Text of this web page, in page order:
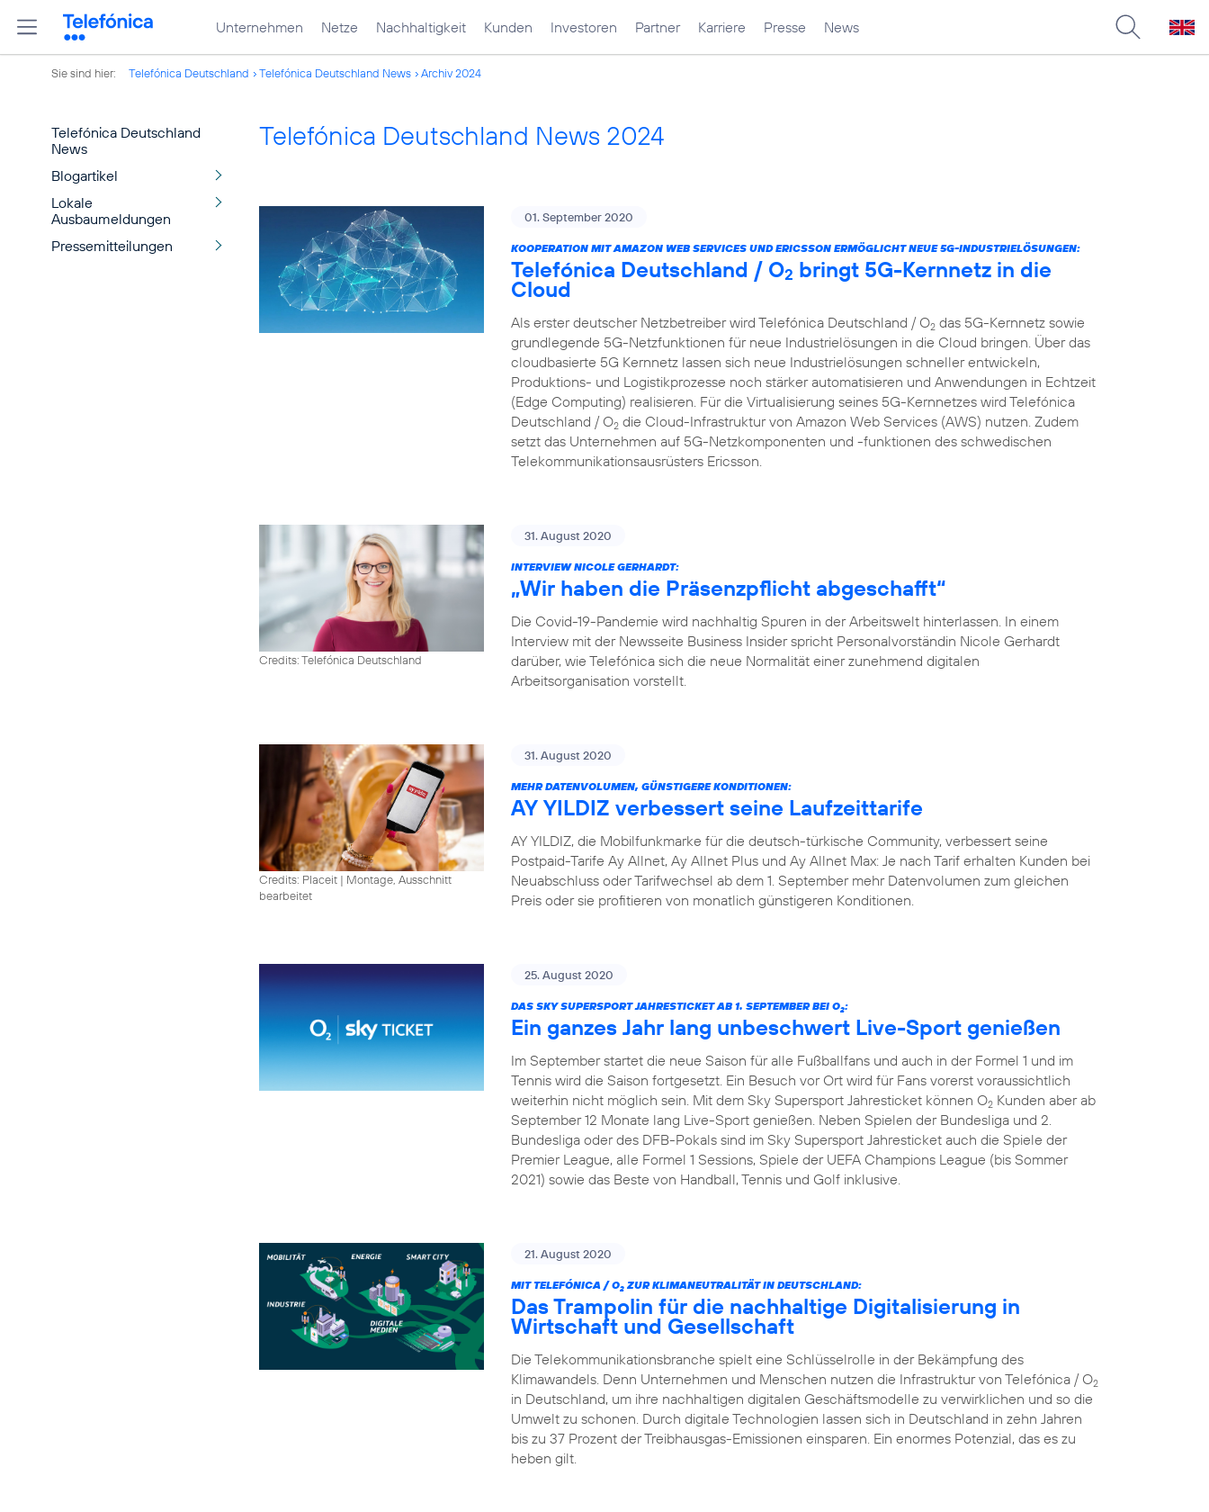
Unternehmen Netze Nachhaltigkeit Kunden Investoren Partner Karriere Presse News
Sie sind hier: Telefónica Deutschland Telefónica Deutschland News Archiv 2024
Telefónica Deutschland
News
Blogartikel
Lokale
Ausbaumeldungen
Pressemitteilungen
Telefónica Deutschland News 2024
01. September 2020
KOOPERATION MIT AMAZON WEB SERVICES UND ERICSSON ERMÖGLICHT NEUE 5G-INDUSTRIELÖSUNGEN:
Telefónica Deutschland / O2 bringt 5G-Kernnetz in die
Cloud
Als erster deutscher Netzbetreiber wird Telefónica Deutschland / O2 das 5G-Kernnetz sowie
grundlegende 5G-Netzfunktionen für neue Industrielösungen in die Cloud bringen. Über das
cloudbasierte 5G Kernnetz lassen sich neue Industrielösungen schneller entwickeln,
Produktions- und Logistikprozesse noch stärker automatisieren und Anwendungen in Echtzeit
(Edge Computing) realisieren. Für die Virtualisierung seines 5G-Kernnetzes wird Telefónica
Deutschland / O2 die Cloud-Infrastruktur von Amazon Web Services (AWS) nutzen. Zudem
setzt das Unternehmen auf 5G-Netzkomponenten und -funktionen des schwedischen
Telekommunikationsausrüsters Ericsson.
Credits: Telefónica Deutschland
31. August 2020
INTERVIEW NICOLE GERHARDT:
„Wir haben die Präsenzpflicht abgeschafft“
Die Covid-19-Pandemie wird nachhaltig Spuren in der Arbeitswelt hinterlassen. In einem
Interview mit der Newsseite Business Insider spricht Personalvorständin Nicole Gerhardt
darüber, wie Telefónica sich die neue Normalität einer zunehmend digitalen
Arbeitsorganisation vorstellt.
Credits: Placeit | Montage, Ausschnitt
bearbeitet
31. August 2020
MEHR DATENVOLUMEN, GÜNSTIGERE KONDITIONEN:
AY YILDIZ verbessert seine Laufzeittarife
AY YILDIZ, die Mobilfunkmarke für die deutsch-türkische Community, verbessert seine
Postpaid-Tarife Ay Allnet, Ay Allnet Plus und Ay Allnet Max: Je nach Tarif erhalten Kunden bei
Neuabschluss oder Tarifwechsel ab dem 1. September mehr Datenvolumen zum gleichen
Preis oder sie profitieren von monatlich günstigeren Konditionen.
25. August 2020
DAS SKY SUPERSPORT JAHRESTICKET AB 1. SEPTEMBER BEI O2:
Ein ganzes Jahr lang unbeschwert Live-Sport genießen
Im September startet die neue Saison für alle Fußballfans und auch in der Formel 1 und im
Tennis wird die Saison fortgesetzt. Ein Besuch vor Ort wird für Fans vorerst voraussichtlich
weiterhin nicht möglich sein. Mit dem Sky Supersport Jahresticket können O2 Kunden aber ab
September 12 Monate lang Live-Sport genießen. Neben Spielen der Bundesliga und 2.
Bundesliga oder des DFB-Pokals sind im Sky Supersport Jahresticket auch die Spiele der
Premier League, alle Formel 1 Sessions, Spiele der UEFA Champions League (bis Sommer
2021) sowie das Beste von Handball, Tennis und Golf inklusive.
21. August 2020
MIT TELEFÓNICA / O2 ZUR KLIMANEUTRALITÄT IN DEUTSCHLAND:
Das Trampolin für die nachhaltige Digitalisierung in
Wirtschaft und Gesellschaft
Die Telekommunikationsbranche spielt eine Schlüsselrolle in der Bekämpfung des
Klimawandels. Denn Unternehmen und Menschen nutzen die Infrastruktur von Telefónica / O2
in Deutschland, um ihre nachhaltigen digitalen Geschäftsmodelle zu verwirklichen und so die
Umwelt zu schonen. Durch digitale Technologien lassen sich in Deutschland in zehn Jahren
bis zu 37 Prozent der Treibhausgas-Emissionen einsparen. Ein enormes Potenzial, das es zu
heben gilt.